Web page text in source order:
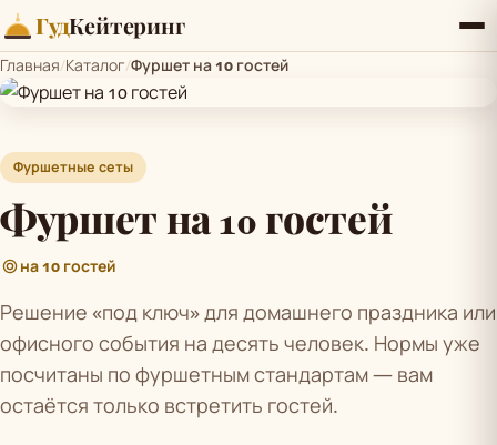
ГудКейтеринг
Главная/Каталог/Фуршет на 10 гостей
Фуршетные сеты
Фуршет на 10 гостей
на 10 гостей
Решение «под ключ» для домашнего праздника или
офисного события на десять человек. Нормы уже
посчитаны по фуршетным стандартам — вам
остаётся только встретить гостей.